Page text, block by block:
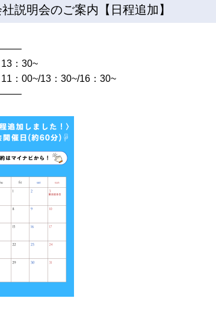
説明会のご案内【日程追加】
：30~
：00~/13：30~/16：30~